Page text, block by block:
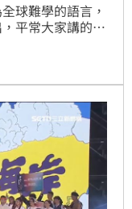
球難學的語言，
平常大家講的
錯了。更有內行